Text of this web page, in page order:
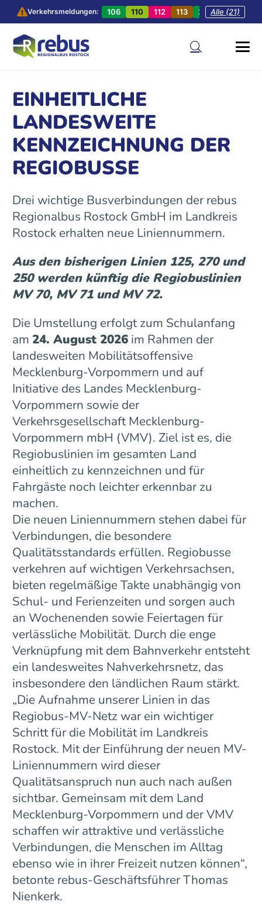
Verkehrsmeldungen: 106 110 112 113 201 202
Alle (21)
EINHEITLICHE
LANDESWEITE
KENNZEICHNUNG DER
REGIOBUSSE
Drei wichtige Busverbindungen der rebus
Regionalbus Rostock GmbH im Landkreis
Rostock erhalten neue Liniennummern.
Aus den bisherigen Linien 125, 270 und
250 werden künftig die Regiobuslinien
MV 70, MV 71 und MV 72.
Die Umstellung erfolgt zum Schulanfang
am 24. August 2026im Rahmen der
landesweiten Mobilitätsoffensive
Mecklenburg-Vorpommern und auf
Initiative des Landes Mecklenburg-
Vorpommern sowie der
Verkehrsgesellschaft Mecklenburg-
Vorpommern mbH (VMV). Ziel ist es, die
Regiobuslinien im gesamten Land
einheitlich zu kennzeichnen und für
Fahrgäste noch leichter erkennbar zu
machen.
Die neuen Liniennummern stehen dabei für
Verbindungen, die besondere
Qualitätsstandards erfüllen. Regiobusse
verkehren auf wichtigen Verkehrsachsen,
bieten regelmäßige Takte unabhängig von
Schul- und Ferienzeiten und sorgen auch
an Wochenenden sowie Feiertagen für
verlässliche Mobilität. Durch die enge
Verknüpfung mit dem Bahnverkehr entsteht
ein landesweites Nahverkehrsnetz, das
insbesondere den ländlichen Raum stärkt.
„Die Aufnahme unserer Linien in das
Regiobus-MV-Netz war ein wichtiger
Schritt für die Mobilität im Landkreis
Rostock. Mit der Einführung der neuen MV-
Liniennummern wird dieser
Qualitätsanspruch nun auch nach außen
sichtbar. Gemeinsam mit dem Land
Mecklenburg-Vorpommern und der VMV
schaffen wir attraktive und verlässliche
Verbindungen, die Menschen im Alltag
ebenso wie in ihrer Freizeit nutzen können“,
betonte rebus-Geschäftsführer Thomas
Nienkerk.